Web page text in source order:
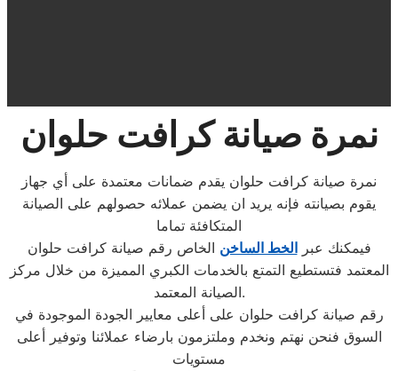
نمرة صيانة كرافت حلوان
نمرة صيانة كرافت حلوان يقدم ضمانات معتمدة على أي جهاز
يقوم بصيانته فإنه يريد ان يضمن عملائه حصولهم على الصيانة
المتكافئة تماما
فيمكنك عبرالخط الساخن الخاص رقم صيانة كرافت حلوان
المعتمد فتستطيع التمتع بالخدمات الكبري المميزة من خلال مركز
الصيانة المعتمد.
رقم صيانة كرافت حلوان على أعلى معايير الجودة الموجودة في
السوق فنحن نهتم ونخدم وملتزمون بارضاء عملائنا وتوفير أعلى
مستويات